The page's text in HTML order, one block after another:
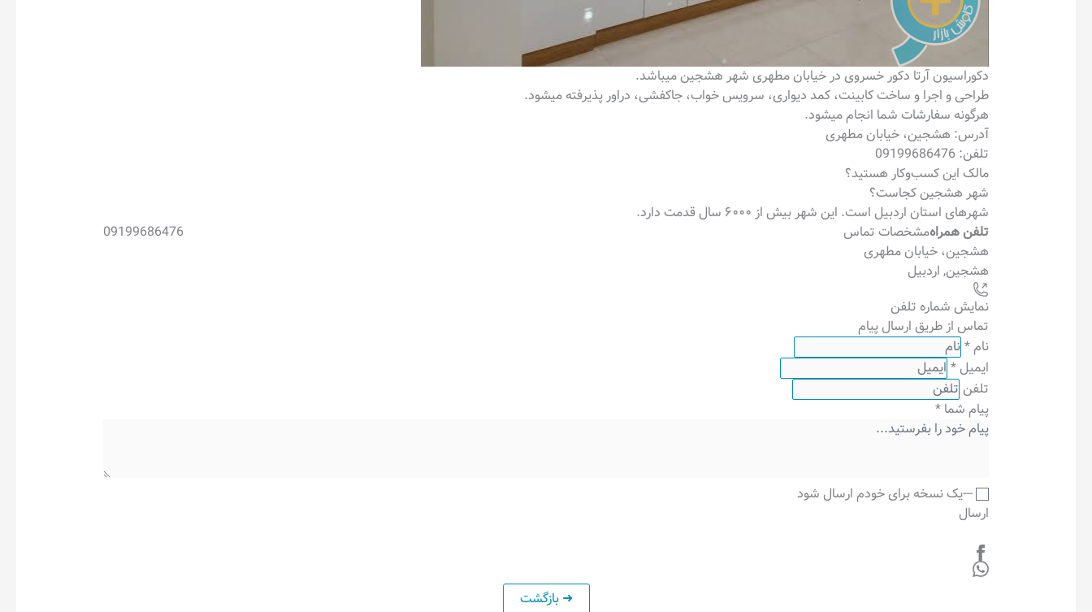
دکوراسیون آرتا دکور خسروی در خیابان مطهری شهر هشجین میباشد.
طراحی و اجرا و ساخت کابینت، کمد دیواری، سرویس خواب، جاکفشی، دراور پذیرفته میشود.
هرگونه سفارشات شما انجام میشود.
آدرس: هشجین، خیابان مطهری
تلفن: ‏‪09199686476‬‏
مالک این کسب‌وکار هستید؟
شهر هشجین کجاست؟
شهرهای استان اردبیل است. این شهر بیش از ۶۰۰۰ سال قدمت دارد.
تلفن همراه
09199686476
مشخصات تماس
هشجین، خیابان مطهری
هشجین, اردبیل
نمایش شماره تلفن
تماس از طریق ارسال پیام
نام*
ایمیل *
تلفن
پیام شما *
---یک نسخه برای خودم ارسال شود
ارسال